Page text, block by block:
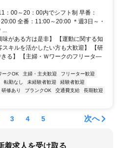
：00～20：00内でシフト制 早番：
全番：11:00～20:00 ＊週3日～・
...
がある方は是非】 【運動に関する知
キルを活かしたい方も大歓迎】 【研
る】 【主婦・Ｗワークのフリータ―
ークOK 主婦・主夫歓迎
フリーター歓迎
転勤なし 未経験者歓迎
経験者歓迎
研修あり ブランクOK 交通費支給
長期歓迎
3 4 5 次へ
着求人を受け取る